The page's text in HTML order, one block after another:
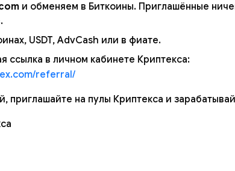
и обменяем в Биткоины. Приглашённые
USDT, AdvCash или в фиате.
ссылка в личном кабинете Криптекса:
referral/
приглашайте на пулы Криптекса и